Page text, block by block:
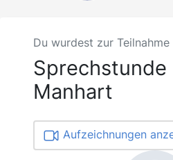
Du wurdest zur Teilnahme
Sprechstunde
Manhart
Aufzeichnungen